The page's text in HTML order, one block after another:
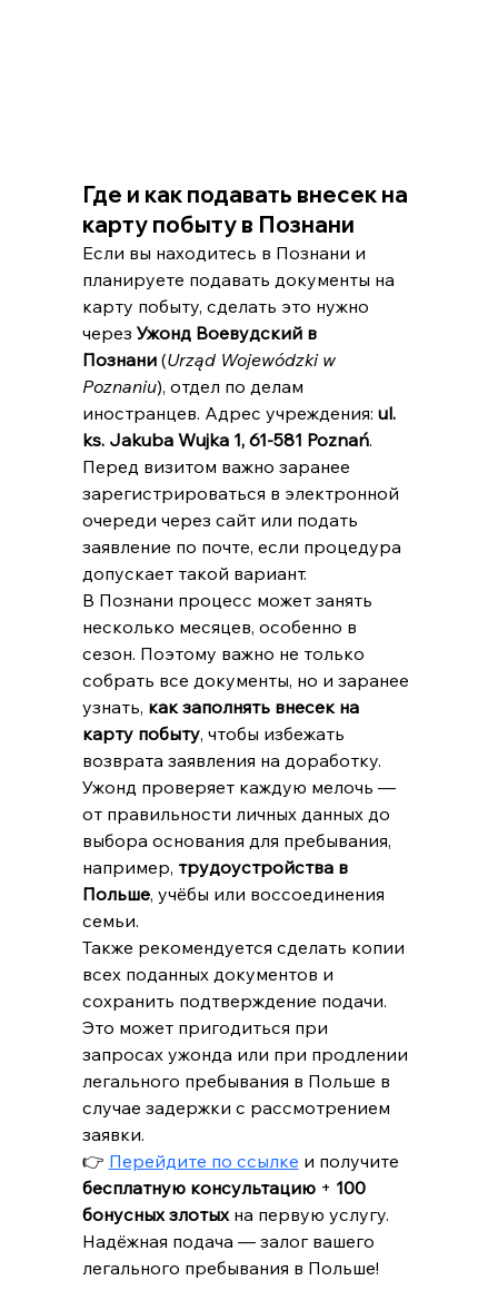
Где и как подавать внесек на
карту побыту в Познани
Если вы находитесь в Познани и
планируете подавать документы на
карту побыту, сделать это нужно
через Ужонд Воевудский в
Познани (Urząd Wojewódzki w
Poznaniu), отдел по делам
иностранцев. Адрес учреждения: ul.
ks. Jakuba Wujka 1, 61-581 Poznań.
Перед визитом важно заранее
зарегистрироваться в электронной
очереди через сайт или подать
заявление по почте, если процедура
допускает такой вариант.
В Познани процесс может занять
несколько месяцев, особенно в
сезон. Поэтому важно не только
собрать все документы, но и заранее
узнать, как заполнять внесек на
карту побыту, чтобы избежать
возврата заявления на доработку.
Ужонд проверяет каждую мелочь —
от правильности личных данных до
выбора основания для пребывания,
например, трудоустройства в
Польше, учёбы или воссоединения
семьи.
Также рекомендуется сделать копии
всех поданных документов и
сохранить подтверждение подачи.
Это может пригодиться при
запросах ужонда или при продлении
легального пребывания в Польше в
случае задержки с рассмотрением
заявки.
👉 Перейдите по ссылке и получите
бесплатную консультацию + 100
бонусных злотых на первую услугу.
Надёжная подача — залог вашего
легального пребывания в Польше!